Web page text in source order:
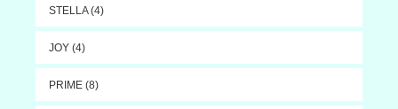
STELLA (4)
JOY (4)
PRIME (8)